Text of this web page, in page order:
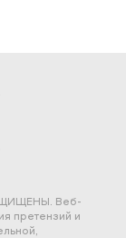
Веб-
претензий и